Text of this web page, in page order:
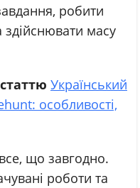
робити
масу
Український
особливості,
що завгодно.
роботи та